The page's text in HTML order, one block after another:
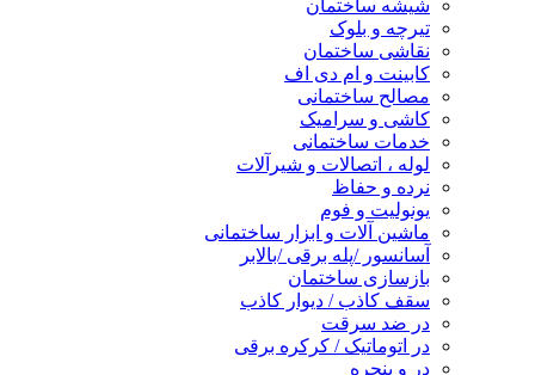
شیشه ساختمان
تیرچه و بلوک
نقاشی ساختمان
کابینت و ام دی اف
مصالح ساختمانی
کاشی و سرامیک
خدمات ساختمانی
لوله ، اتصالات و شیرآلات
نرده و حفاظ
یونولیت و فوم
ماشین آلات و ابزار ساختمانی
آسانسور /پله برقی /بالابر
بازسازی ساختمان
سقف کاذب / دیوار کاذب
در ضد سرقت
در اتوماتیک / کرکره برقی
در و پنجره